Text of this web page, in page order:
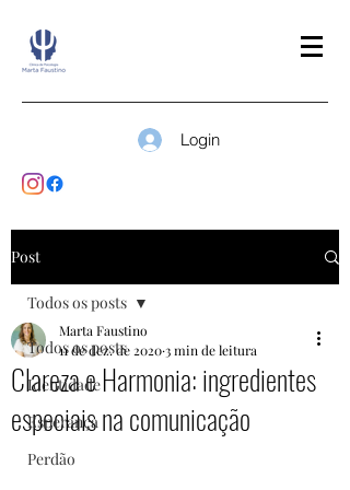
Login
Post
Todos os posts
Identidade
Esperança
Perdão
Todos os posts
Clareza e Harmonia: ingredientes
especiais na comunicação
Marta Faustino
11 de dez. de 20203 min de leitura